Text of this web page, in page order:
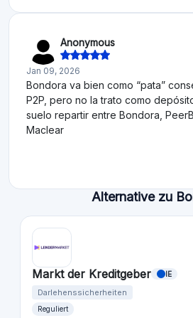
Anonymous
Jan 09, 2026
Bondora va bien como “pata”
P2P, pero no la trato como
suelo repartir entre Bondora,
Maclear
Alternative zu
Markt der Kreditgeber IE
Darlehenssicherheiten
Reguliert